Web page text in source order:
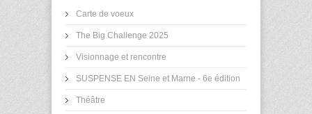
Carte de voeux
The Big Challenge 2025
Visionnage et rencontre
SUSPENSE EN Seine et Marne - 6e édition
Théâtre